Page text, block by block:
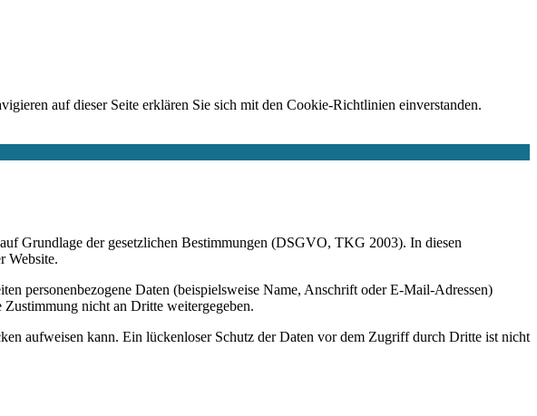
auf dieser Seite erklären Sie sich mit den Cookie-Richtlinien einverstanden.
Grundlage der gesetzlichen Bestimmungen (DSGVO, TKG 2003). In diesen
Website.
personenbezogene Daten (beispielsweise Name, Anschrift oder E-Mail-Adressen)
nicht an Dritte weitergegeben.
aufweisen kann. Ein lückenloser Schutz der Daten vor dem Zugriff durch Dritte ist nicht